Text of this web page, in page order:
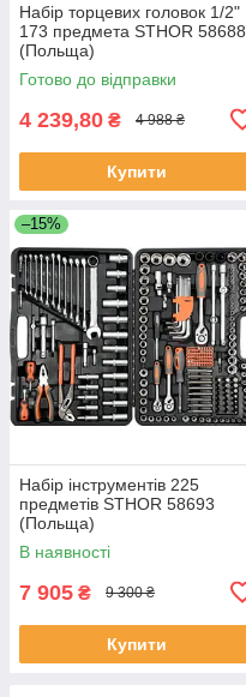
Набір торцевих головок 1/2"
173 предмета STHOR 58688
(Польща)
Готово до відправки
4 239,80 ₴ 4 988 ₴
Купити
–15%
Набір інструментів 225
предметів STHOR 58693
(Польща)
В наявності
7 905 ₴ 9 300 ₴
Купити